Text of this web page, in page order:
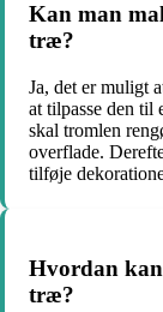
Kan man
træ?
Ja, det er muligt
at tilpasse den til
skal tromlen
overflade.
tilføje
Hvordan
træ?